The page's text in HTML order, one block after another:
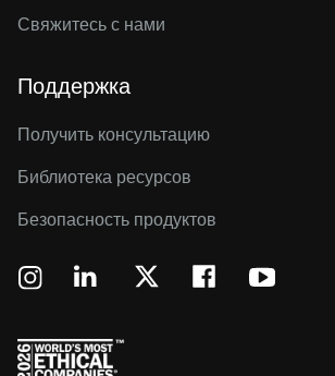
Свяжитесь с нами
Поддержка
Получить консультацию
Библиотека ресурсов
Безопасность продуктов